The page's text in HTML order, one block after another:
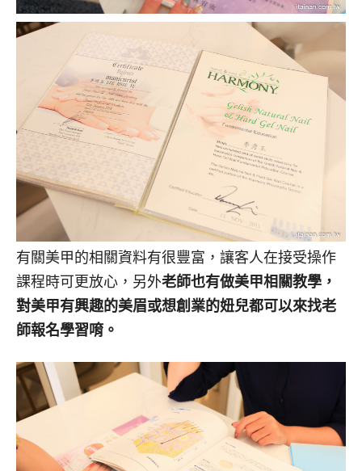
有關美甲的相關資料有很豐富，讓客人在接受操作
課程時可更放心，另外老師也有做美甲相關教學，
對美甲有興趣的美眉或想創業的妞兒都可以來找老
師報名學習唷。